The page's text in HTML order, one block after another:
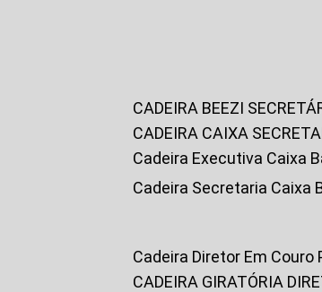
CADEIRA BEEZI
CADEIRA CAIXA
Cadeira Executiva Caixa
Cadeira Secretaria Caixa
Cadeira Diretor Em Couro
CADEIRA GIRATÓRIA